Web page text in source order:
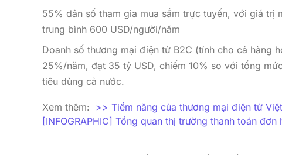
55% dân số tham gia mua sắm trực tuyến, với giá trị
trung bình 600 USD/người/năm
Doanh số thương mại điện tử B2C (tính cho cả hàng
25%/năm, đạt 35 tỷ USD, chiếm 10% so với tổng
tiêu dùng cả nước.
Xem thêm: >> Tiềm năng của thương mại điện tử
[INFOGRAPHIC] Tổng quan thị trường thanh toán